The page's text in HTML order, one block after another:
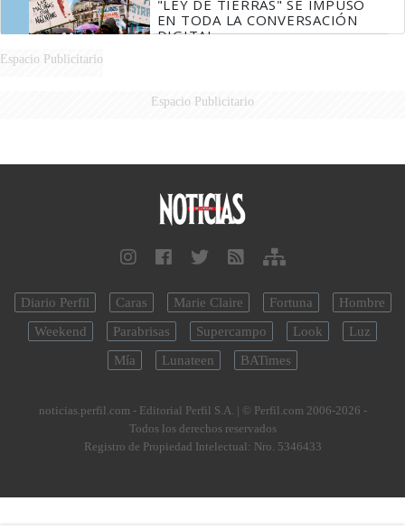
"LEY DE TIERRAS" SE IMPUSO
EN TODA LA CONVERSACIÓN
DIGITAL
Espacio Publicitario
Espacio Publicitario
Diario Perfil Caras Marie Claire Fortuna
Hombre
Weekend
Parabrisas Supercampo Look
Luz
Mía
Lunateen BATimes
noticias.perfil.com - Editorial Perfil S.A. | © Perfil.com 2006-2026 -
Todos los derechos reservados
Registro de Propiedad Intelectual: Nro. 5346433